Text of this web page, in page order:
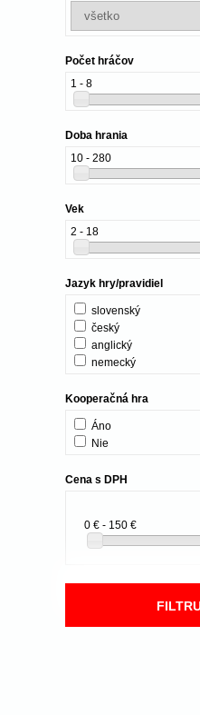
Počet hráčov
1 - 8
Doba hrania
10 - 280
Vek
2 - 18
Jazyk hry/pravidiel
slovenský
český
anglický
nemecký
Kooperačná hra
Áno
Nie
Cena s DPH
0 € - 150 €